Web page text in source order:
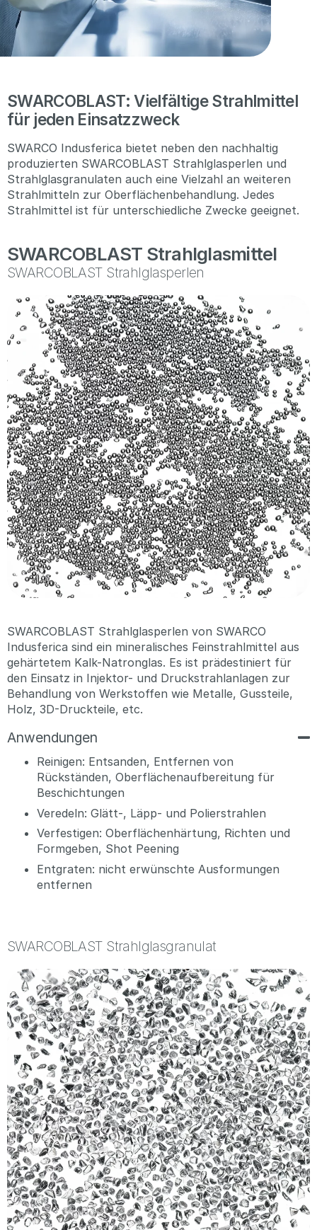
SWARCOBLAST: Vielfältige Strahlmittel
für jeden Einsatzzweck
SWARCO Indusferica bietet neben den nachhaltig
produzierten SWARCOBLAST Strahlglasperlen und
Strahlglasgranulaten auch eine Vielzahl an weiteren
Strahlmitteln zur Oberflächenbehandlung. Jedes
Strahlmittel ist für unterschiedliche Zwecke geeignet.
SWARCOBLAST Strahlglasmittel
SWARCOBLAST Strahlglasperlen
SWARCOBLAST Strahlglasperlen von SWARCO
Indusferica sind ein mineralisches Feinstrahlmittel aus
gehärtetem Kalk-Natronglas. Es ist prädestiniert für
den Einsatz in Injektor- und Druckstrahlanlagen zur
Behandlung von Werkstoffen wie Metalle, Gussteile,
Holz, 3D-Druckteile, etc.
Anwendungen
Reinigen: Entsanden, Entfernen von
Rückständen, Oberflächenaufbereitung für
Beschichtungen
Veredeln: Glätt-, Läpp- und Polierstrahlen
Verfestigen: Oberflächenhärtung, Richten und
Formgeben, Shot Peening
Entgraten: nicht erwünschte Ausformungen
entfernen
SWARCOBLAST Strahlglasgranulat